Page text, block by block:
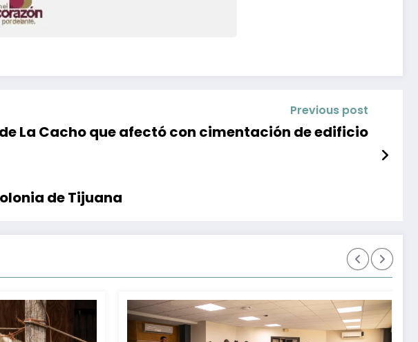
Previous post
La Cacho que afectó con cimentación de edificio
de Tijuana